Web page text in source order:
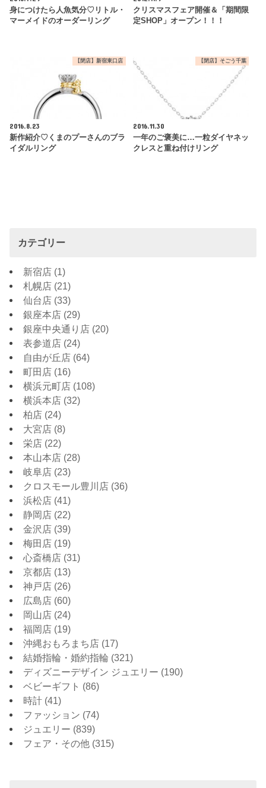
身につけたら人魚気分♡リトル・
マーメイドのオーダーリング
クリスマスフェア開催＆「期間限
定SHOP」オープン！！！
【閉店】新宿東口店
2016.8.23
新作紹介♡くまのプーさんのブラ
イダルリング
【閉店】そごう千葉
2016.11.30
一年のご褒美に…一粒ダイヤネッ
クレスと重ね付けリング
カテゴリー
新宿店 (1)
札幌店 (21)
仙台店 (33)
銀座本店 (29)
銀座中央通り店 (20)
表参道店 (24)
自由が丘店 (64)
町田店 (16)
横浜元町店 (108)
横浜本店 (32)
柏店 (24)
大宮店 (8)
栄店 (22)
本山本店 (28)
岐阜店 (23)
クロスモール豊川店 (36)
浜松店 (41)
静岡店 (22)
金沢店 (39)
梅田店 (19)
心斎橋店 (31)
京都店 (13)
神戸店 (26)
広島店 (60)
岡山店 (24)
福岡店 (19)
沖縄おもろまち店 (17)
結婚指輪・婚約指輪 (321)
ディズニーデザイン ジュエリー (190)
ベビーギフト (86)
時計 (41)
ファッション (74)
ジュエリー (839)
フェア・その他 (315)